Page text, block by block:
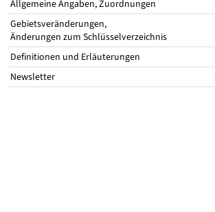
Allgemeine Angaben, Zuordnungen
Gebietsveränderungen,
Änderungen zum Schlüsselverzeichnis
Definitionen und Erläuterungen
Newsletter